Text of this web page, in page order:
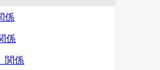
係
係
関係